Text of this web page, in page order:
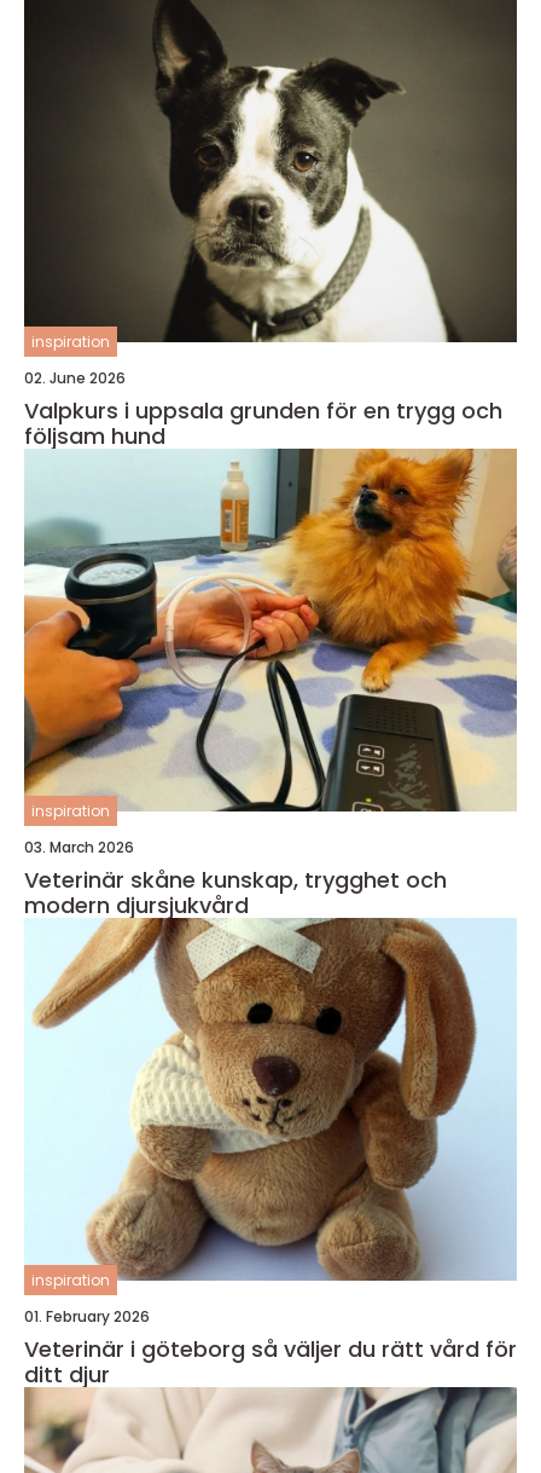
inspiration
02. June 2026
Valpkurs i uppsala grunden för en trygg och
följsam hund
inspiration
03. March 2026
Veterinär skåne kunskap, trygghet och
modern djursjukvård
inspiration
01. February 2026
Veterinär i göteborg så väljer du rätt vård för
ditt djur